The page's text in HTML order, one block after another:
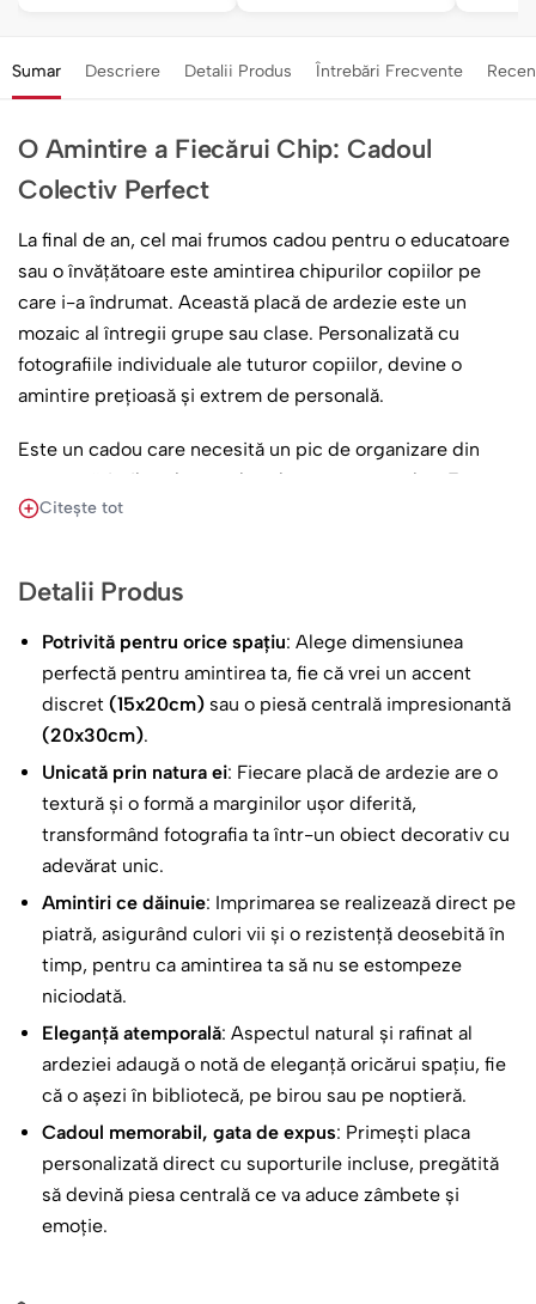
Sumar Descriere Detalii Produs Întrebări Frecvente
O Amintire a Fiecărui Chip: Cadoul
Colectiv Perfect
La final de an, cel mai frumos cadou pentru o educatoare
sau o învățătoare este amintirea chipurilor copiilor pe
care i-a îndrumat. Această placă de ardezie este un
mozaic al întregii grupe sau clase. Personalizată cu
fotografiile individuale ale tuturor copiilor, devine o
amintire prețioasă și extrem de personală.
Este un cadou care necesită un pic de organizare din
partea părinților, dar rezultatul este spectaculos. Este o
dovadă de recunoștință care îi va merge direct la suflet, o
Cadoul de absolvire sau de final de an ideal, care spune
Citește tot
Detalii Produs
Potrivită pentru orice spațiu: Alege dimensiunea
perfectă pentru amintirea ta, fie că vrei un accent
discret (15x20cm) sau o piesă centrală impresionantă
(20x30cm).
Unicată prin natura ei: Fiecare placă de ardezie are o
textură și o formă a marginilor ușor diferită,
transformând fotografia ta într-un obiect decorativ cu
adevărat unic.
Amintiri ce dăinuie: Imprimarea se realizează direct pe
piatră, asigurând culori vii și o rezistență deosebită în
timp, pentru ca amintirea ta să nu se estompeze
niciodată.
Eleganță atemporală: Aspectul natural și rafinat al
ardeziei adaugă o notă de eleganță oricărui spațiu, fie
că o așezi în bibliotecă, pe birou sau pe noptieră.
Cadoul memorabil, gata de expus: Primești placa
personalizată direct cu suporturile incluse, pregătită
să devină piesa centrală ce va aduce zâmbete și
emoție.